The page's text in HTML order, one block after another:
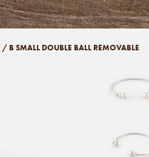
/ B SMALL DOUBLE BALL REMOVABLE